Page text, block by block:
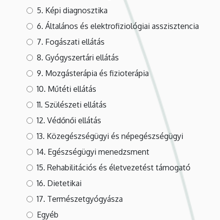
5. Képi diagnosztika
6. Általános és elektrofiziológiai asszisztencia
7. Fogászati ellátás
8. Gyógyszertári ellátás
9. Mozgásterápia és fizioterápia
10. Műtéti ellátás
11. Szülészeti ellátás
12. Védőnői ellátás
13. Közegészségügyi és népegészségügyi
14. Egészségügyi menedzsment
15. Rehabilitációs és életvezetést támogató
16. Dietetikai
17. Természetgyógyásza
Egyéb